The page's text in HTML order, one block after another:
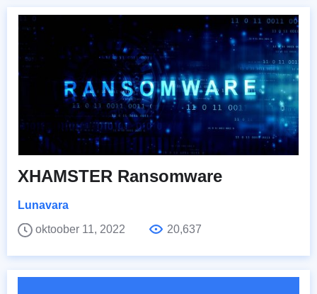
XHAMSTER Ransomware
Lunavara
oktoober 11, 2022
20,637